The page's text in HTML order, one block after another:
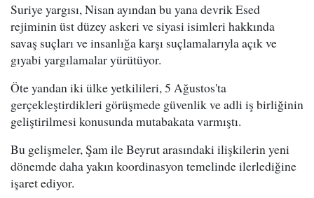
Suriye yargısı, Nisan ayından bu yana devrik Esed
rejiminin üst düzey askeri ve siyasi isimleri hakkında
savaş suçları ve insanlığa karşı suçlamalarıyla açık ve
gıyabi yargılamalar yürütüyor.
Öte yandan iki ülke yetkilileri, 5 Ağustos'ta
gerçekleştirdikleri görüşmede güvenlik ve adli iş birliğinin
geliştirilmesi konusunda mutabakata varmıştı.
Bu gelişmeler, Şam ile Beyrut arasındaki ilişkilerin yeni
dönemde daha yakın koordinasyon temelinde ilerlediğine
işaret ediyor.